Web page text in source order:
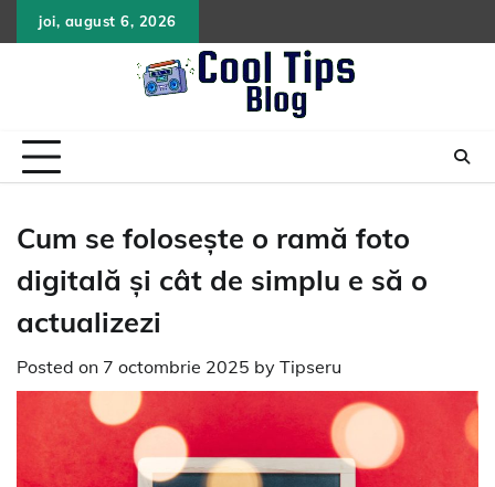
to
joi, august 6, 2026
Cum se folosește o ramă foto
digitală și cât de simplu e să o
actualizezi
Posted on 7 octombrie 2025 by Tipseru